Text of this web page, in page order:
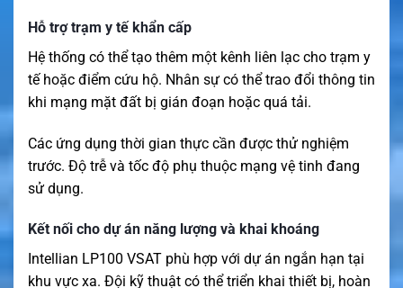
Hỗ trợ trạm y tế khẩn cấp
Hệ thống có thể tạo thêm một kênh liên lạc cho trạm y
tế hoặc điểm cứu hộ. Nhân sự có thể trao đổi thông tin
khi mạng mặt đất bị gián đoạn hoặc quá tải.
Các ứng dụng thời gian thực cần được thử nghiệm
trước. Độ trễ và tốc độ phụ thuộc mạng vệ tinh đang
sử dụng.
Kết nối cho dự án năng lượng và khai khoáng
Intellian LP100 VSAT phù hợp với dự án ngắn hạn tại
khu vực xa. Đội kỹ thuật có thể triển khai thiết bị, hoàn